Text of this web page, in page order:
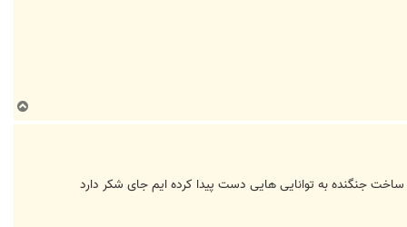
ا
جنگی مثل اف 22 و ... برسیم ولی همین که در زمینه ساخت جنگنده به توانایی هایی دست پیدا کرده ایم جای شکر دارد